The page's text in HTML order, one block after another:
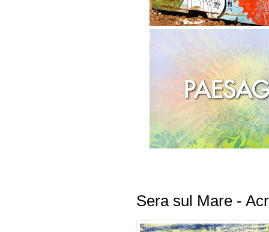
Sera sul Mare -